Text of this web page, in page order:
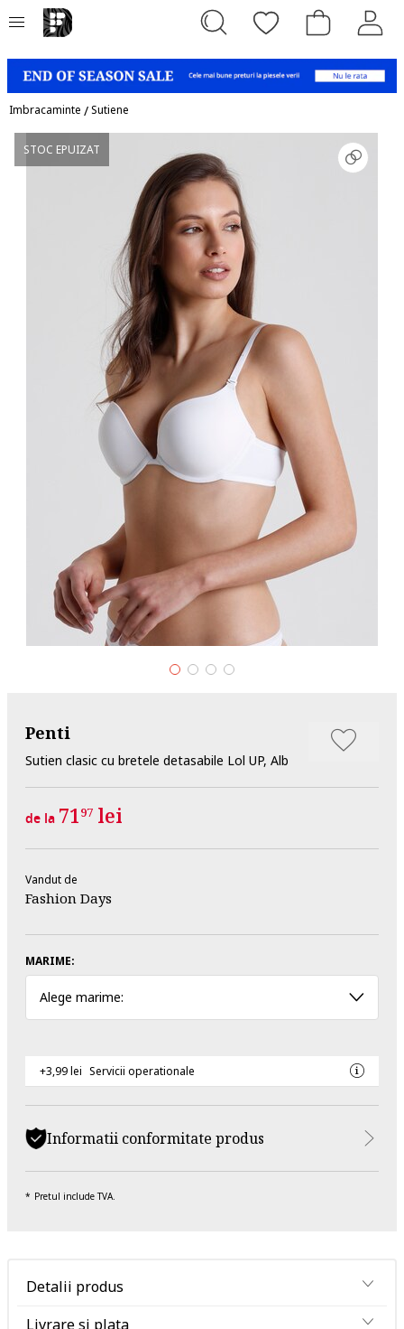
Imbracaminte /Sutiene
STOC EPUIZAT
Penti
Sutien clasic cu bretele detasabile Lol UP, Alb
de la 7197 lei
Vandut de
Fashion Days
MARIME:
Alege marime:
+3,99 lei Servicii operationale
Informatii conformitate produs
Pretul include TVA.
Detalii produs
Livrare si plata